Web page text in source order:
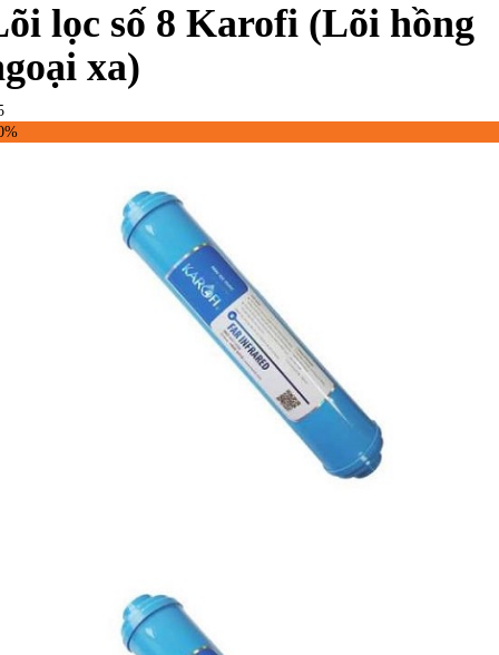
lọc số 8 Karofi (Lõi hồng
xa)